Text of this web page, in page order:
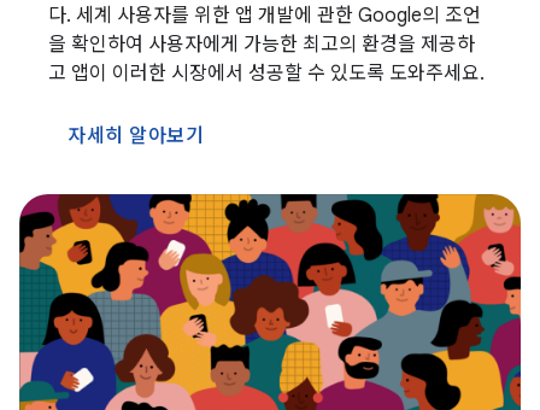
다. 세계 사용자를 위한 앱 개발에 관한 Google의 조언
을 확인하여 사용자에게 가능한 최고의 환경을 제공하
고 앱이 이러한 시장에서 성공할 수 있도록 도와주세요.
자세히 알아보기